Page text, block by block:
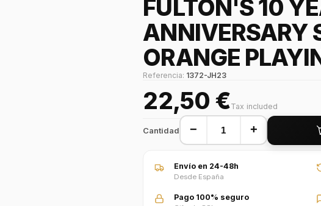
FULTON'S 10
ANNIVERSARY
ORANGE
Referencia: 1372-JH23
22,50 €Tax included
Cantidad − +
Envío en 24-48h
Desde España
Pago 100% seguro